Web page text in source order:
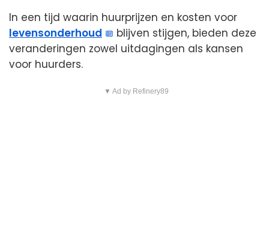
In een tijd waarin huurprijzen en kosten voor
levensonderhoud
blijven stijgen, bieden deze
veranderingen zowel uitdagingen als kansen
voor huurders.
▼ Ad by Refinery89